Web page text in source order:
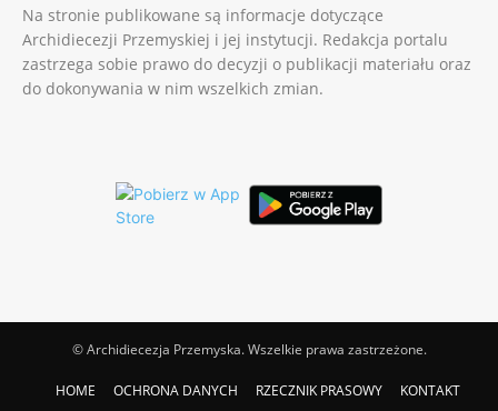
Na stronie publikowane są informacje dotyczące
Archidiecezji Przemyskiej i jej instytucji. Redakcja portalu
zastrzega sobie prawo do decyzji o publikacji materiału oraz
do dokonywania w nim wszelkich zmian.
© Archidiecezja Przemyska. Wszelkie prawa zastrzeżone.
HOME OCHRONA DANYCH RZECZNIK PRASOWY KONTAKT